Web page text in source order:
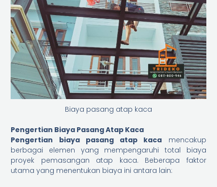
Biaya pasang atap kaca
Pengertian Biaya Pasang Atap Kaca
Pengertian biaya pasang atap kaca mencakup
berbagai elemen yang mempengaruhi total biaya
proyek pemasangan atap kaca. Beberapa faktor
utama yang menentukan biaya ini antara lain: